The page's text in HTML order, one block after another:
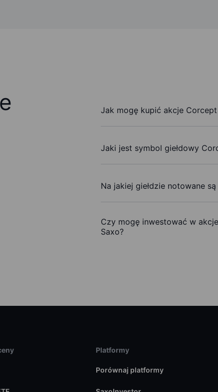
Jak mogę kupić akcje
Jaki jest symbol giełdowy
Na jakiej giełdzie notowane
Czy mogę inwestować w
Saxo?
Platformy
Porównaj platformy